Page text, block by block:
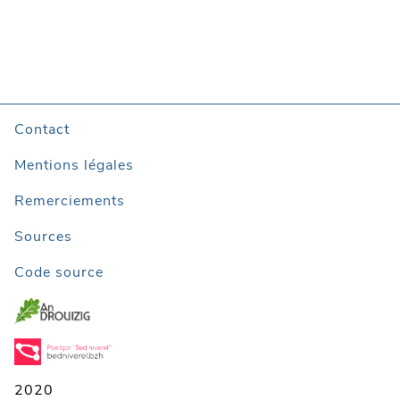
Contact
Mentions légales
Remerciements
Sources
Code source
2020